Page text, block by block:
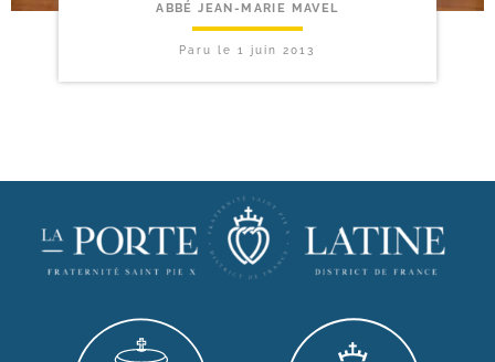
ABBÉ JEAN-MARIE MAVEL
Paru le1 juin 2013